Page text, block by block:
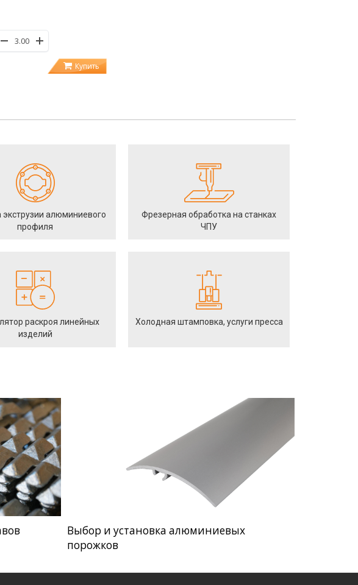
Купить
алюминиевого
профиля
Фрезерная обработка на станках
ЧПУ
раскроя линейных
изделий
Холодная штамповка, услуги пресса
Выбор и установка алюминиевых
порожков